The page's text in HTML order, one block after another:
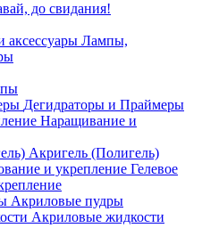
до свидания!
Лампы,
Дегидраторы и Праймеры
Наращивание и
Акригель (Полигель)
Гелевое
Акриловые пудры
Акриловые жидкости